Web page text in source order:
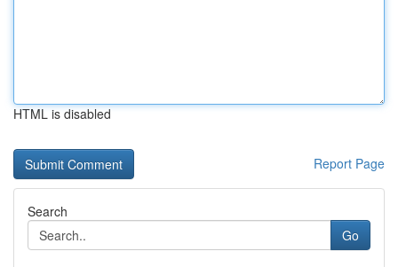
HTML is disabled
Report Page
Search
Go